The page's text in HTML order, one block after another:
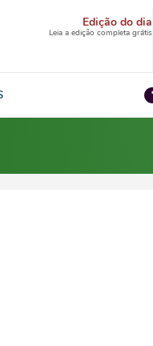
Edição do dia
Leia a edição completa grátis